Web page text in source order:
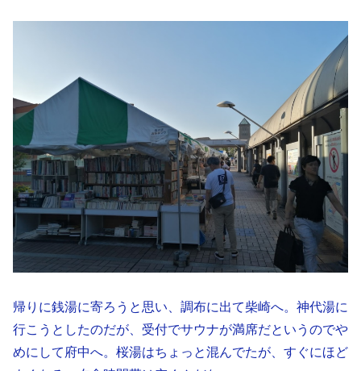
帰りに銭湯に寄ろうと思い、調布に出て柴崎へ。神代湯に
行こうとしたのだが、受付でサウナが満席だというのでや
めにして府中へ。桜湯はちょっと混んでたが、すぐにほど